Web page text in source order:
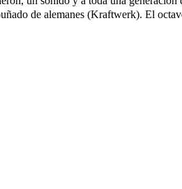
de alemanes (Kraftwerk). El